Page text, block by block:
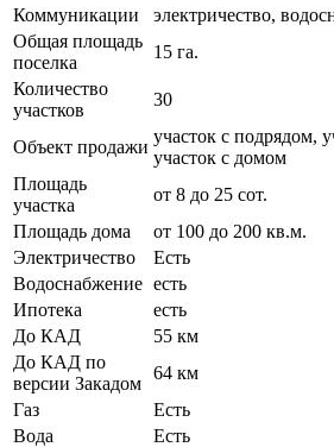
Коммуникации
электричество,
Общая площадь
поселка
15 га.
Количество
участков
30
Объект продажи
участок с подрядом,
участок с домом
Площадь
участка
от 8 до 25 сот.
Площадь дома
от 100 до 200 кв.м.
Электричество
Есть
Водоснабжение есть
Ипотека
есть
До КАД
55 км
До КАД по
версии Закадом
64 км
Газ
Есть
Вода
Есть